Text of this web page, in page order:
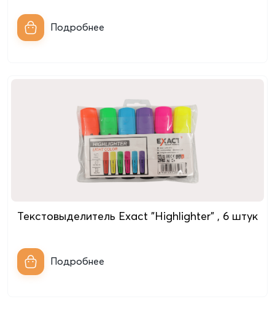
Подробнее
Текстовыделитель Exact "Highlighter" , 6 штук
Подробнее